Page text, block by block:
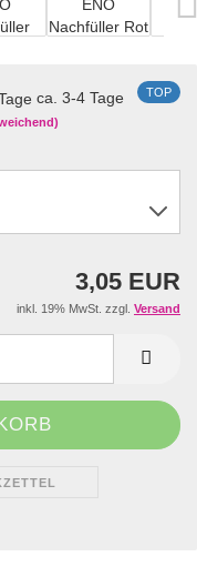
TOP
ca. 3-4 Tage
3,05 EUR
inkl. 19% MwSt. zzgl. Versand